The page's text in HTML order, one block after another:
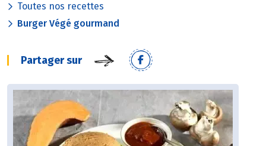
Toutes nos recettes
Burger Végé gourmand
Partager sur